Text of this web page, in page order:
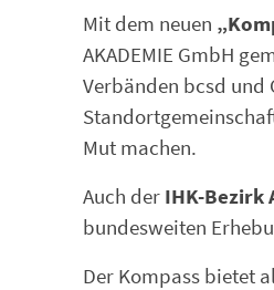
Mit dem neuen
AKADEMIE GmbH
Verbänden bcsd und
Mut machen.
Auch der IHK-Bezirk
bundesweiten
Der Kompass bietet